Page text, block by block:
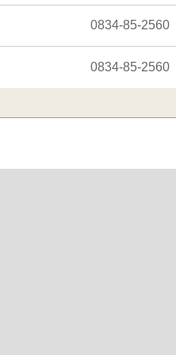
0834-85-2560
0834-85-2560